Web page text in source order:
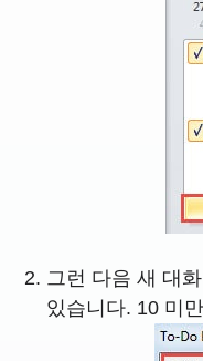
그런 다음 새 대
있습니다. 10 미